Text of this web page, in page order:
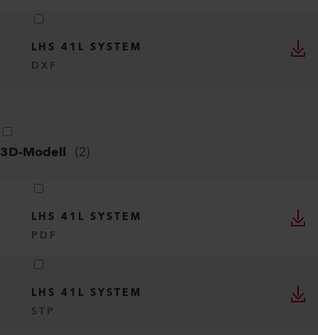
LHS 41L SYSTEM
DXF
3D-Modell (2)
LHS 41L SYSTEM
PDF
LHS 41L SYSTEM
STP